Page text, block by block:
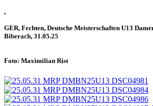
,
GER, Fechten, Deutsche Meisterschaften U13
Biberach, 31.05.25
Foto: Maximilian Rist